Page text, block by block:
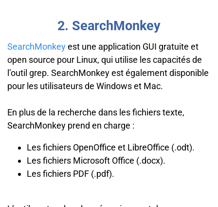
2. SearchMonkey
SearchMonkeyest une application GUI gratuite et
open source pour Linux, qui utilise les capacités de
l’outil grep. SearchMonkey est également disponible
pour les utilisateurs de Windows et Mac.
En plus de la recherche dans les fichiers texte,
SearchMonkey prend en charge :
Les fichiers OpenOffice et LibreOffice (.odt).
Les fichiers Microsoft Office (.docx).
Les fichiers PDF (.pdf).